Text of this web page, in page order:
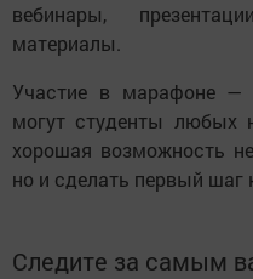
вебинары,
материалы.
Участие в марафоне —
могут студенты любых
хорошая возможность
но и сделать первый шаг
Следите за самым